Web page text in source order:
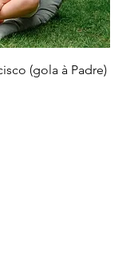
(gola à Padre)